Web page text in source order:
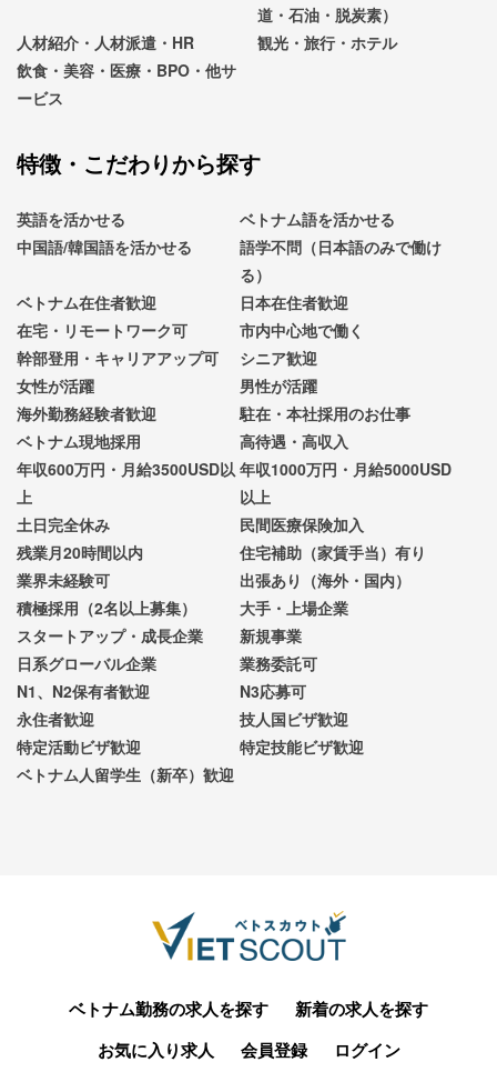
道・石油・脱炭素）
人材紹介・人材派遣・HR
観光・旅行・ホテル
飲食・美容・医療・BPO・他サ
ービス
特徴・こだわりから探す
英語を活かせる
ベトナム語を活かせる
中国語/韓国語を活かせる
語学不問（日本語のみで働け
る）
ベトナム在住者歓迎
日本在住者歓迎
在宅・リモートワーク可
市内中心地で働く
幹部登用・キャリアアップ可
シニア歓迎
女性が活躍
男性が活躍
海外勤務経験者歓迎
駐在・本社採用のお仕事
ベトナム現地採用
高待遇・高収入
年収600万円・月給3500USD以
上
年収1000万円・月給5000USD
以上
土日完全休み
民間医療保険加入
残業月20時間以内
住宅補助（家賃手当）有り
業界未経験可
出張あり（海外・国内）
積極採用（2名以上募集）
大手・上場企業
スタートアップ・成長企業
新規事業
日系グローバル企業
業務委託可
N1、N2保有者歓迎
N3応募可
永住者歓迎
技人国ビザ歓迎
特定活動ビザ歓迎
特定技能ビザ歓迎
ベトナム人留学生（新卒）歓迎
ベトナム勤務の求人を探す
新着の求人を探す
お気に入り求人
会員登録 ログイン